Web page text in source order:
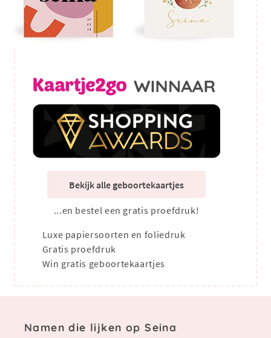
Bekijk alle geboortekaartjes
...en bestel een gratis proefdruk!
Luxe papiersoorten en foliedruk
Gratis proefdruk
Win gratis geboortekaartjes
Namen die lijken op Seina